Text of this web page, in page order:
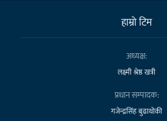
हाम्राे टिम
अध्यक्ष:
लक्ष्मी श्रेष्ठ खत्री
प्रधान सम्पादक:
गजेन्द्रसिंह बुढाथोकी